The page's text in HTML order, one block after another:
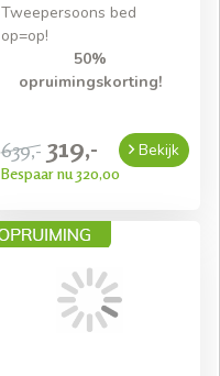
Tweepersoons bed
op=op!
50%
opruimingskorting!
639,- 319,-
Bespaar nu 320,00
Bekijk